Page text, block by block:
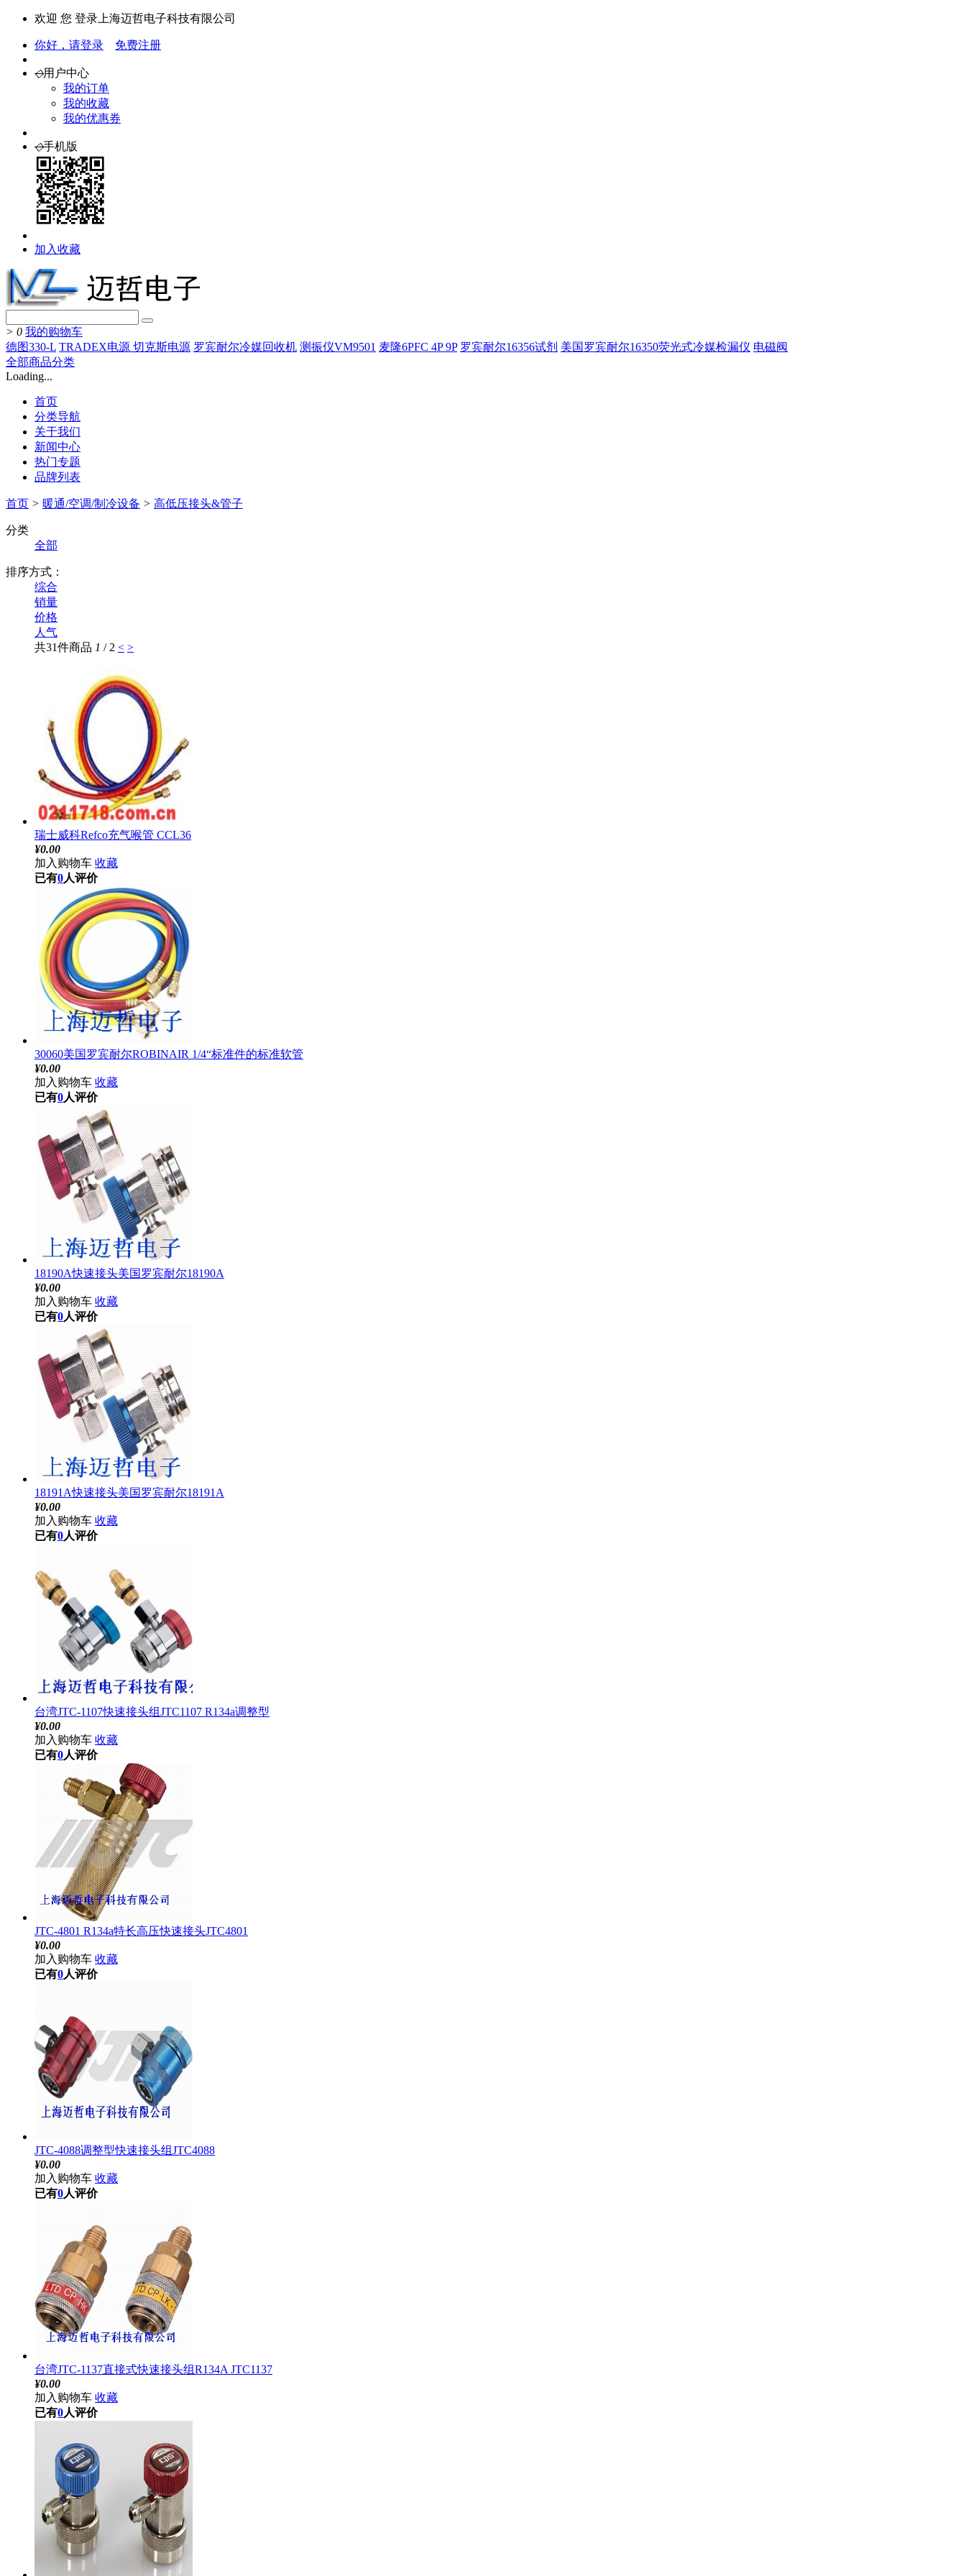
欢迎 您 登录上海迈哲电子科技有限公司
你好，请登录 免费注册
◇用户中心
我的订单
我的收藏
我的优惠券
◇手机版
加入收藏
> 0 我的购物车
德图330-L TRADEX电源 切克斯电源 罗宾耐尔冷媒回收机 测振仪VM9501 麦隆6PFC 4P 9P 罗宾耐尔16356试剂 美国罗宾耐尔16350荧光式冷媒检漏仪 电磁阀
全部商品分类
Loading...
首页
分类导航
关于我们
新闻中心
热门专题
品牌列表
首页 > 暖通/空调/制冷设备 > 高低压接头&管子
分类
全部
排序方式：
综合
销量
价格
人气
共31件商品 1 / 2 < >
瑞士威科Refco充气喉管 CCL36
¥0.00
加入购物车 收藏
已有0人评价
30060美国罗宾耐尔ROBINAIR 1/4“标准件的标准软管
¥0.00
加入购物车 收藏
已有0人评价
18190A快速接头美国罗宾耐尔18190A
¥0.00
加入购物车 收藏
已有0人评价
18191A快速接头美国罗宾耐尔18191A
¥0.00
加入购物车 收藏
已有0人评价
台湾JTC-1107快速接头组JTC1107 R134a调整型
¥0.00
加入购物车 收藏
已有0人评价
JTC-4801 R134a特长高压快速接头JTC4801
¥0.00
加入购物车 收藏
已有0人评价
JTC-4088调整型快速接头组JTC4088
¥0.00
加入购物车 收藏
已有0人评价
台湾JTC-1137直接式快速接头组R134A JTC1137
¥0.00
加入购物车 收藏
已有0人评价